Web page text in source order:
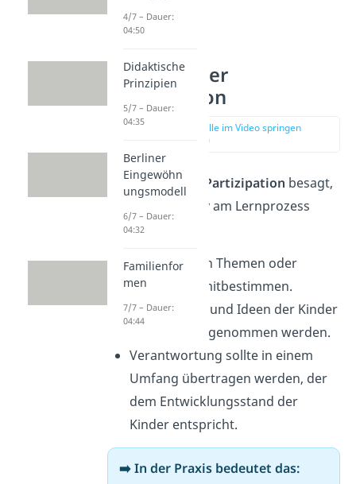
3. Prinzip der
Partizipation
zur Stelle im Video springen
(03:17)
DasPrinzip der Partizipation besagt,
dass Kinder aktiv am Lernprozess
beteiligt werden.
Kinder sollten Themen oder
Materialien mitbestimmen.
Die Meinung und Ideen der Kinder
sollten ernst genommen werden.
Verantwortung sollte in einem
Umfang übertragen werden, der
dem Entwicklungsstand der
Kinder entspricht.
➡️ In der Praxis bedeutet das:
4/7 – Dauer:
04:50
Didaktische
Prinzipien
5/7 – Dauer:
04:35
Berliner
Eingewöhn
ungsmodell
6/7 – Dauer:
04:32
Familienfor
men
7/7 – Dauer:
04:44